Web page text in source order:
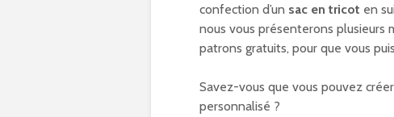
confection d’un sac en tricot en
nous vous présenterons plusieurs
patrons gratuits, pour que vous
Savez-vous que vous pouvez
personnalisé ?